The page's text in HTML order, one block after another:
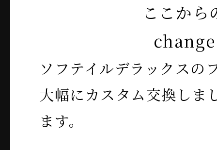
ここから
change
ソフテイルデラックスの
大幅にカスタム交換しま
ます。